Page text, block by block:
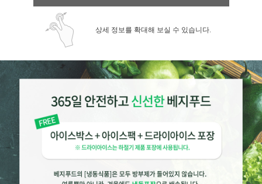
상세 정보를 확대해 보실 수 있습니다.